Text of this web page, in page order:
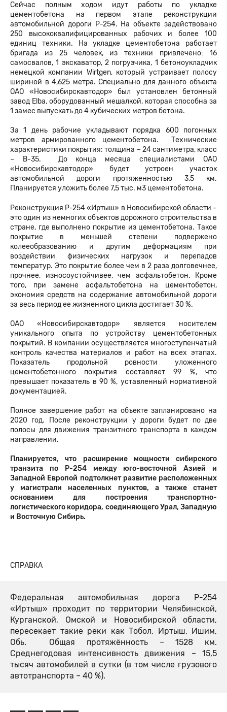
Сейчас полным ходом идут работы по укладке
цементобетона на первом этапе реконструкции
автомобильной дороги Р-254. На объекте задействовано
250 высококвалифицированных рабочих и более 100
единиц техники. На укладке цементобетона работает
бригада из 25 человек, из техники привлечено: 16
самосвалов, 1 экскаватор, 2 погрузчика, 1 бетоноукладчик
немецкой компании Wirtgen, который устраивает полосу
шириной в 4,625 метра. Специально для данного объекта
ОАО «Новосибирскавтодор» был установлен бетонный
завод Elba, оборудованный мешалкой, которая способна за
1 замес выпускать до 4 кубических метров бетона.
За 1 день рабочие укладывают порядка 600 погонных
метров армированного цементобетона. Технические
характеристики покрытия: толщина – 24 сантиметра, класс
– В-35. До конца месяца специалистами ОАО
«Новосибирскавтодор» будет устроен участок
автомобильной дороги протяженностью 3,5 км.
Планируется уложить более 7,5 тыс. м3 цементобетона.
Реконструкция Р-254 «Иртыш» в Новосибирской области –
это один из немногих объектов дорожного строительства в
стране, где выполнено покрытие из цементобетона. Такое
покрытие в меньшей степени подвержено
колееобразованию и другим деформациям при
воздействии физических нагрузок и перепадов
температур. Это покрытие более чем в 2 раза долговечнее,
прочнее, износоустойчивее, чем асфальтобетон. Кроме
того, при замене асфальтобетона на цементобетон,
экономия средств на содержание автомобильной дороги
за весь период ее жизненного цикла достигает 30 %.
ОАО «Новосибирскавтодор» является носителем
уникального опыта по устройству цементобетонных
покрытий. В компании осуществляется многоступенчатый
контроль качества материалов и работ на всех этапах.
Показатель продольной ровности уложенного
цементобетонного покрытия составляет 99 %, что
превышает показатель в 90 %, уставленный нормативной
документацией.
Полное завершение работ на объекте запланировано на
2020 год. После реконструкции у дороги будет по две
полосы для движения транзитного транспорта в каждом
направлении.
Планируется, что расширение мощности сибирского
транзита по Р-254 между юго-восточной Азией и
Западной Европой подтолкнет развитие расположенных
у магистрали населенных пунктов, а также станет
основанием для построения транспортно-
логистического коридора, соединяющего Урал, Западную
и Восточную Сибирь.
СПРАВКА
Федеральная автомобильная дорога Р-254
«Иртыш» проходит по территории Челябинской,
Курганской, Омской и Новосибирской области,
пересекает такие реки как Тобол, Иртыш, Ишим,
Обь. Общая протяжённость – 1528 км.
Среднегодовая интенсивность движения – 15,5
тысяч автомобилей в сутки (в том числе грузового
автотранспорта – 40 %).